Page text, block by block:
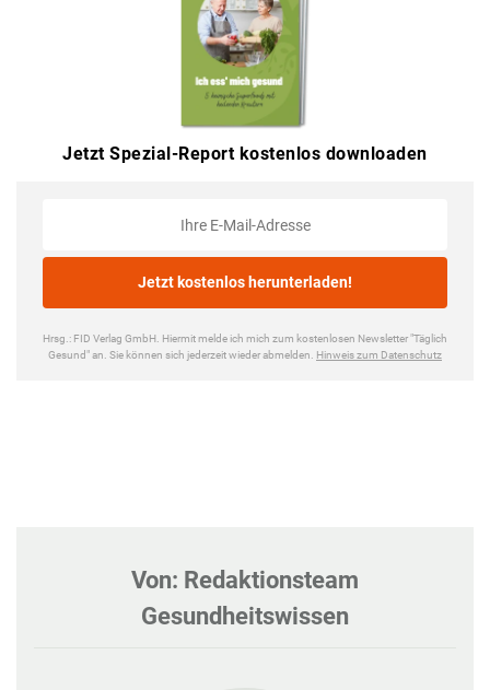
Von: Redaktionsteam
Gesundheitswissen